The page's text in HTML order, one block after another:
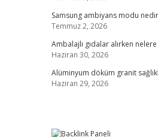
Samsung ambiyans modu
Temmuz 2, 2026
Ambalajlı gıdalar alırken
Haziran 30, 2026
Alüminyum döküm granit
Haziran 29, 2026